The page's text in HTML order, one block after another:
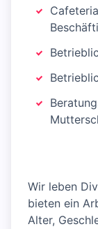
Wir leben
bieten ein
Alter,